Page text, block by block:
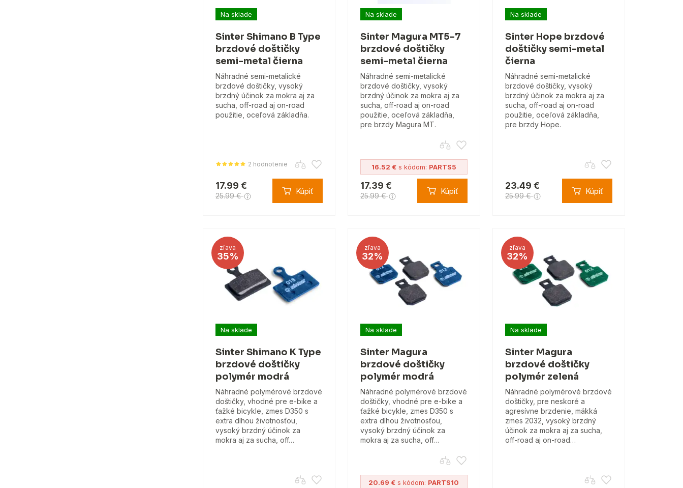
Na sklade
Sinter Shimano B Type
brzdové doštičky
semi-metal čierna
Náhradné semi-metalické
brzdové doštičky, vysoký
brzdný účinok za mokra aj za
sucha, off-road aj on-road
použitie, oceľová základňa.
2 hodnotenie
17.99 €
25.99 € Kúpiť
Na sklade
Sinter Magura MT5-7
brzdové doštičky
semi-metal čierna
Náhradné semi-metalické
brzdové doštičky, vysoký
brzdný účinok za mokra aj za
sucha, off-road aj on-road
použitie, oceľová základňa,
pre brzdy Magura MT.
16.52 €s kódom: PARTS5
17.39 €
25.99 € Kúpiť
Na sklade
Sinter Hope brzdové
doštičky semi-metal
čierna
Náhradné semi-metalické
brzdové doštičky, vysoký
brzdný účinok za mokra aj za
sucha, off-road aj on-road
použitie, oceľová základňa,
pre brzdy Hope.
23.49 €
25.99 € Kúpiť
zľava
35%
Na sklade
Sinter Shimano K Type
brzdové doštičky
polymér modrá
Náhradné polymérové brzdové
doštičky, vhodné pre e-bike a
ťažké bicykle, zmes D350 s
extra dlhou životnosťou,
vysoký brzdný účinok za
mokra aj za sucha, off…
zľava
32%
Na sklade
Sinter Magura
brzdové doštičky
polymér modrá
Náhradné polymérové brzdové
doštičky, vhodné pre e-bike a
ťažké bicykle, zmes D350 s
extra dlhou životnosťou,
vysoký brzdný účinok za
mokra aj za sucha, off…
20.69 € s kódom: PARTS10
zľava
32%
Na sklade
Sinter Magura
brzdové doštičky
polymér zelená
Náhradné polymérové brzdové
doštičky, pre neskoré a
agresívne brzdenie, mäkká
zmes 2032, vysoký brzdný
účinok za mokra aj za sucha,
off-road aj on-road…